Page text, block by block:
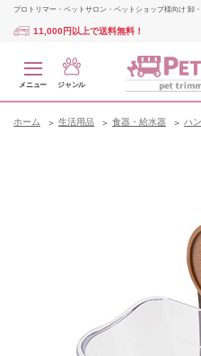
プロトリマー・ペットサロン・ペットショップ様向け 卸
11,000円以上で送料無料！
メニュー ジャンル
ホーム 生活用品 食器・給水器 ハ